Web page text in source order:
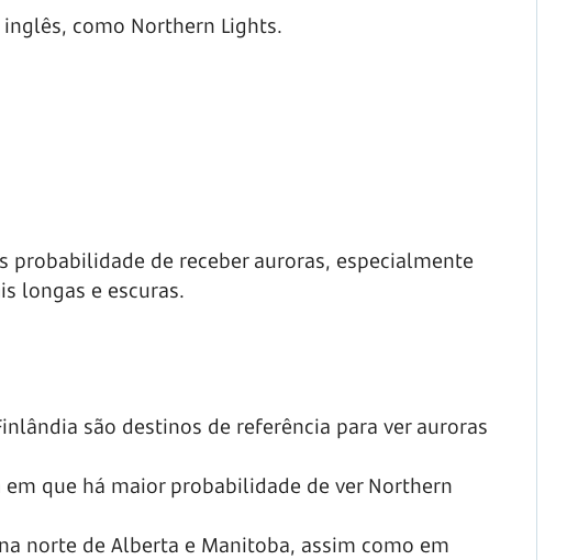
como Northern Lights.
probabilidade de receber auroras, especialmente
longas e escuras.
são destinos de referência para ver auroras
em que há maior probabilidade de ver Northern
norte de Alberta e Manitoba, assim como em